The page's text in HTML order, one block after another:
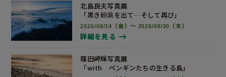
北島良夫写真展
「黒き砂浜を出て…そして再び」
2026/08/14（金）～ 2026/08/20（木）
詳細を見る
篠田岬輝写真展
「with ペンギンたちの生きる島」